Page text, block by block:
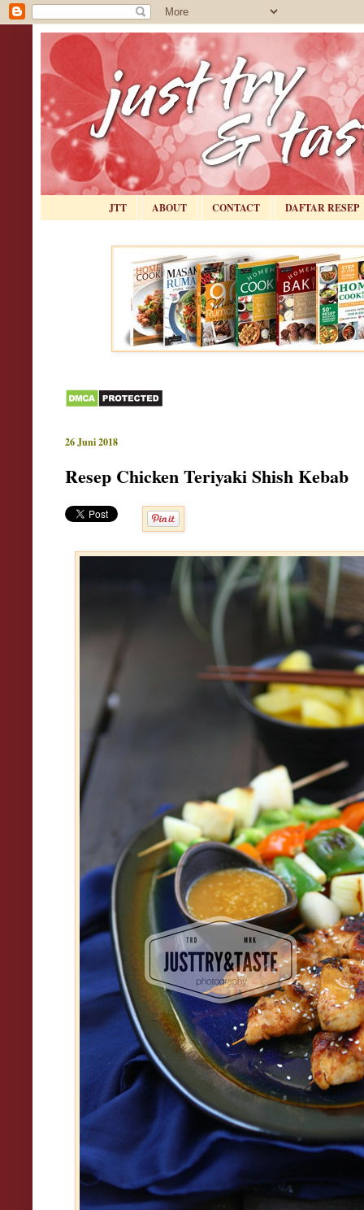
JTT ABOUT CONTACT DAFTAR RESEP
26 Juni 2018
Resep Chicken Teriyaki Shish Kebab